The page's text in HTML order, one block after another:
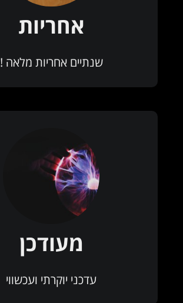
אחריות
שנתיים אחריות מלאה !
מעודכן
עדכני יוקרתי ועכשווי